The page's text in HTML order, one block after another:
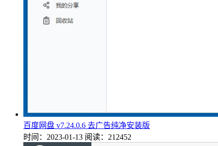
百度网盘 v7.24.0.6 去广告纯净安装版
时间：2023-01-13 阅读：212452